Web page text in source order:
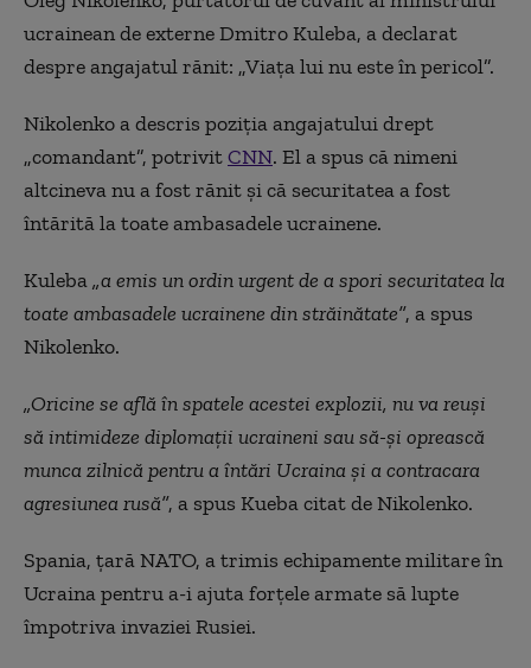
ucrainean de externe Dmitro Kuleba, a declarat
despre angajatul rănit: „Viața lui nu este în pericol”.
Nikolenko a descris poziția angajatului drept
„comandant”, potrivitCNN. El a spus că nimeni
altcineva nu a fost rănit și că securitatea a fost
întărită la toate ambasadele ucrainene.
Kuleba„a emis un ordin urgent de a spori securitatea la
toate ambasadele ucrainene din străinătate”, a spus
Nikolenko.
„Oricine se află în spatele acestei explozii, nu va reuși
să intimideze diplomații ucraineni sau să-și oprească
munca zilnică pentru a întări Ucraina și a contracara
agresiunea rusă”, a spus Kueba citat de Nikolenko.
Spania, țară NATO, a trimis echipamente militare în
Ucraina pentru a-i ajuta forțele armate să lupte
împotriva invaziei Rusiei.